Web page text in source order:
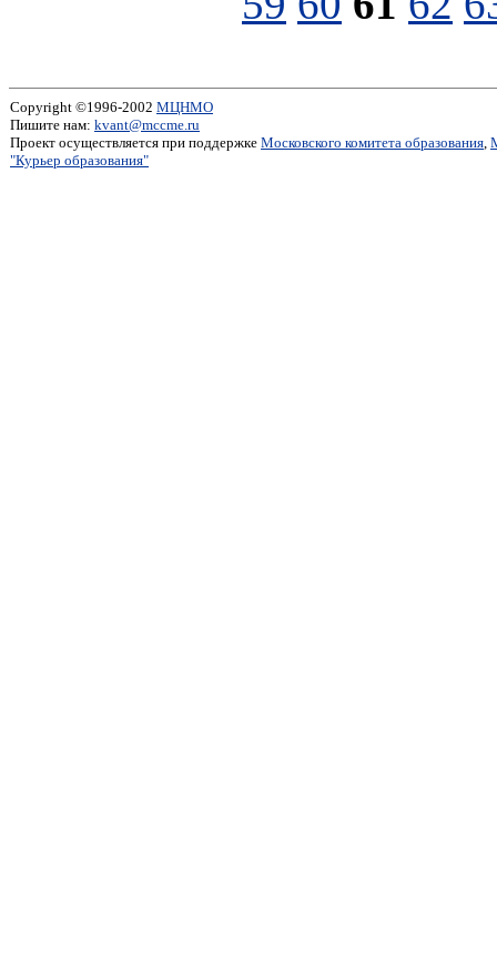
Copyright ©1996-2002 МЦНМО
Пишите нам: kvant@mccme.ru
Проект осуществляется при поддержке Московского комитета образования,
"Курьер образования"